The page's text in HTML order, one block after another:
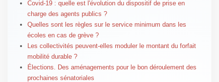
Covid-19 : quelle est l'évolution du dispositif de prise en
charge des agents publics ?
Quelles sont les règles sur le service minimum dans les
écoles en cas de grève ?
Les collectivités peuvent-elles moduler le montant du forfait
mobilité durable ?
Élections. Des aménagements pour le bon déroulement des
prochaines sénatoriales